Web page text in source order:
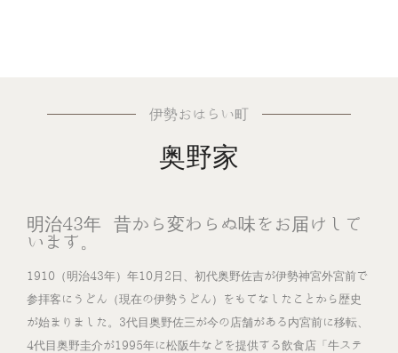
伊勢おはらい町
奥野家
明治43年 昔から変わらぬ味をお届けして
います。
1910（明治43年）年10月2日、初代奥野佐吉が伊勢神宮外宮前で
参拝客にうどん（現在の伊勢うどん）をもてなしたことから歴史
が始まりました。3代目奥野佐三が今の店舗がある内宮前に移転、
4代目奥野圭介が1995年に松阪牛などを提供する飲食店「牛ステ